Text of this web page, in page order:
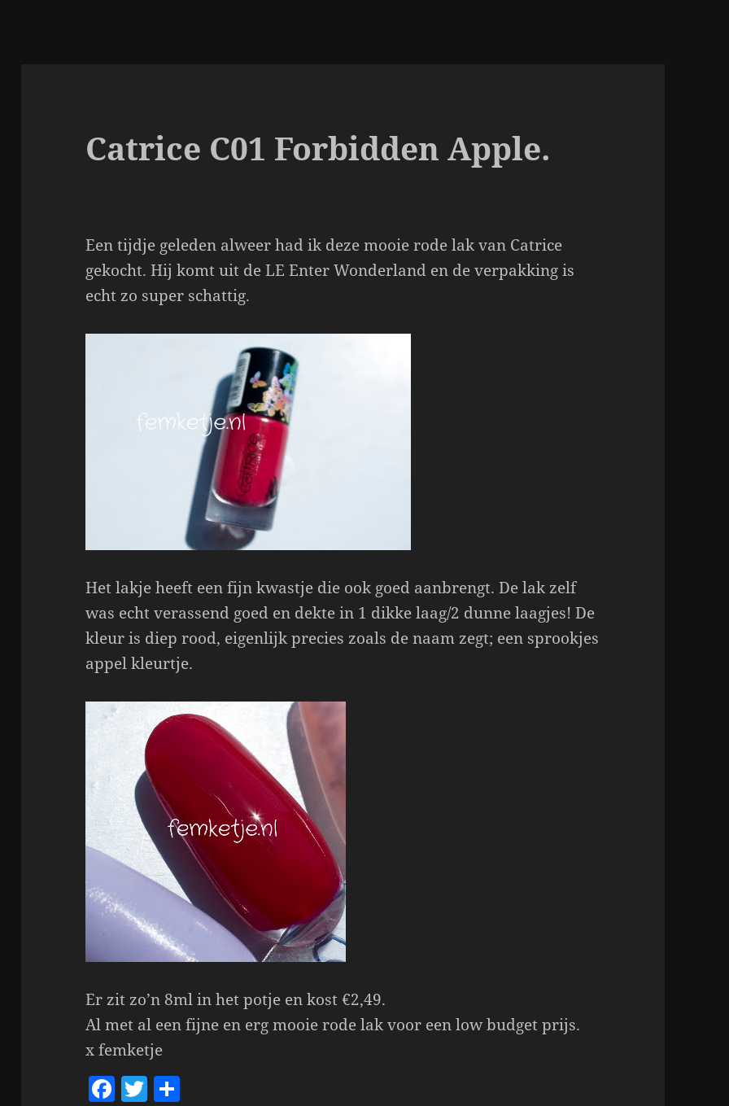
Catrice C01 Forbidden Apple.
Een tijdje geleden alweer had ik deze mooie rode lak van Catrice
gekocht. Hij komt uit de LE Enter Wonderland en de verpakking is
echt zo super schattig.
Het lakje heeft een fijn kwastje die ook goed aanbrengt. De lak zelf
was echt verassend goed en dekte in 1 dikke laag/2 dunne laagjes! De
kleur is diep rood, eigenlijk precies zoals de naam zegt; een sprookjes
appel kleurtje.
Er zit zo’n 8ml in het potje en kost €2,49.
Al met al een fijne en erg mooie rode lak voor een low budget prijs.
x femketje
F T